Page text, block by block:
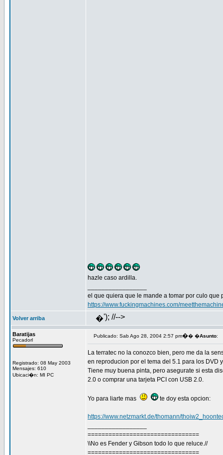
hazle caso ardilla.
el que quiera que le mande a tomar por culo que
https://www.fuckingmachines.com/
Volver arriba �'); //-->
Baratijas
Pecadorl
Registrado: 08 May 2003
Mensajes: 610
Ubicaci�n: MI PC
Publicado: Sab Ago 28, 2004 2:57 pm�� �Asunto:
La terratec no la conozco bien, pero me da la
en reproducion por el tema del 5.1 para los DVD
Tiene muy buena pinta, pero asegurate si esta
2.0 o comprar una tarjeta PCI con USB 2.0.
Yo para liarte mas te doy esta opcion:
https://www.netzmarkt.de/thomann/
================================
\\No es Fender y Gibson todo lo que reluce.//
================================